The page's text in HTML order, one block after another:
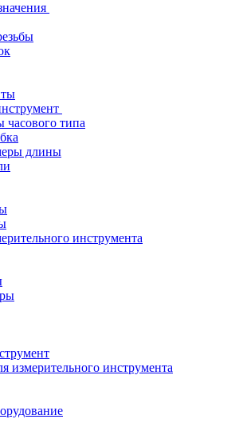
типа
длины
инструмента
измерительного инструмента